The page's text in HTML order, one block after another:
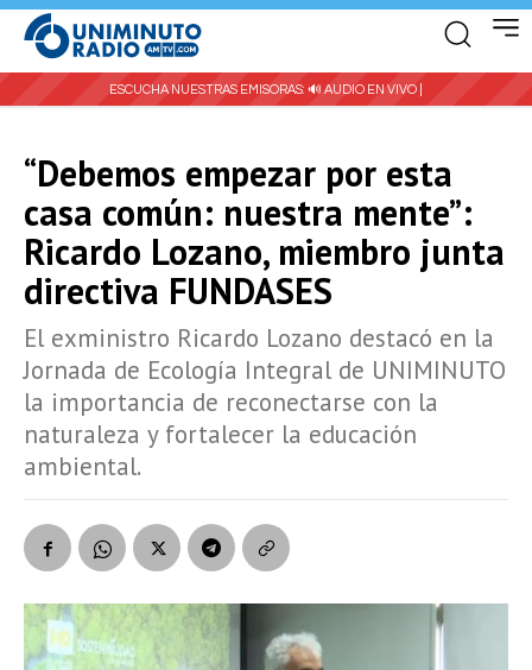
ESCUCHA NUESTRAS EMISORAS: 🔊 AUDIO EN VIVO |
“Debemos empezar por esta
casa común: nuestra mente”:
Ricardo Lozano, miembro junta
directiva FUNDASES
El exministro Ricardo Lozano destacó en la
Jornada de Ecología Integral de UNIMINUTO
la importancia de reconectarse con la
naturaleza y fortalecer la educación
ambiental.